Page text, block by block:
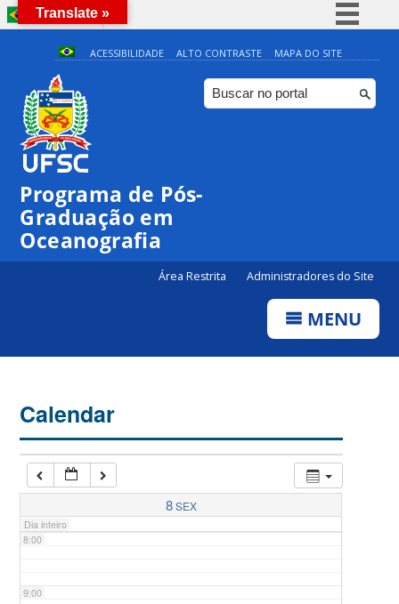
BRASIL
Simplifique!
Comunica BR
Participe
ACESSIBILIDADE ALTO CONTRASTE MAPA DO SITE
Programa de Pós-
Graduação em
Oceanografia
Área Restrita Administradores do Site
MENU
Calendar
8SEX
Dia inteiro
0:00
1:00
2:00
7:00
8:00
9:00
Translate »